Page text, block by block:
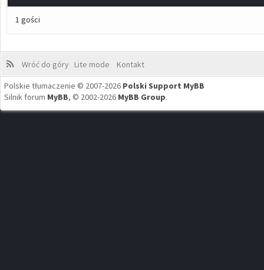
1 gości
Wróć do góry Lite mode
Kontakt
Polskie tłumaczenie © 2007-2026 Polski Support MyBB
Silnik forum MyBB, © 2002-2026 MyBB Group.